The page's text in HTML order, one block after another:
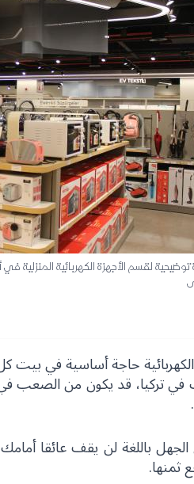
لقسم الأجهزة الكهربائية المنزلية
حاجة أساسية في بيت
في تركيا، قد يكون من الصعب
باللغة لن يقف عائقا
ثمنها.